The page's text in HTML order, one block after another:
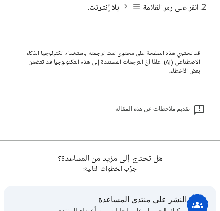
انقر على رمز القائمة
بلا إنترنت.
قد تحتوي هذه الصفحة على محتوى تمت ترجمته باستخدام تكنولوجيا الذكاء
الاصطناعي (AI). علمًا أنّ الترجمات المستندة إلى هذه التكنولوجيا قد تتضمن
بعض الأخطاء.
تقديم ملاحظات عن هذه المقالة
هل تحتاج إلى مزيد من المساعدة؟
جرِّب الخطوات التالية:
النشر على منتدى المساعدة